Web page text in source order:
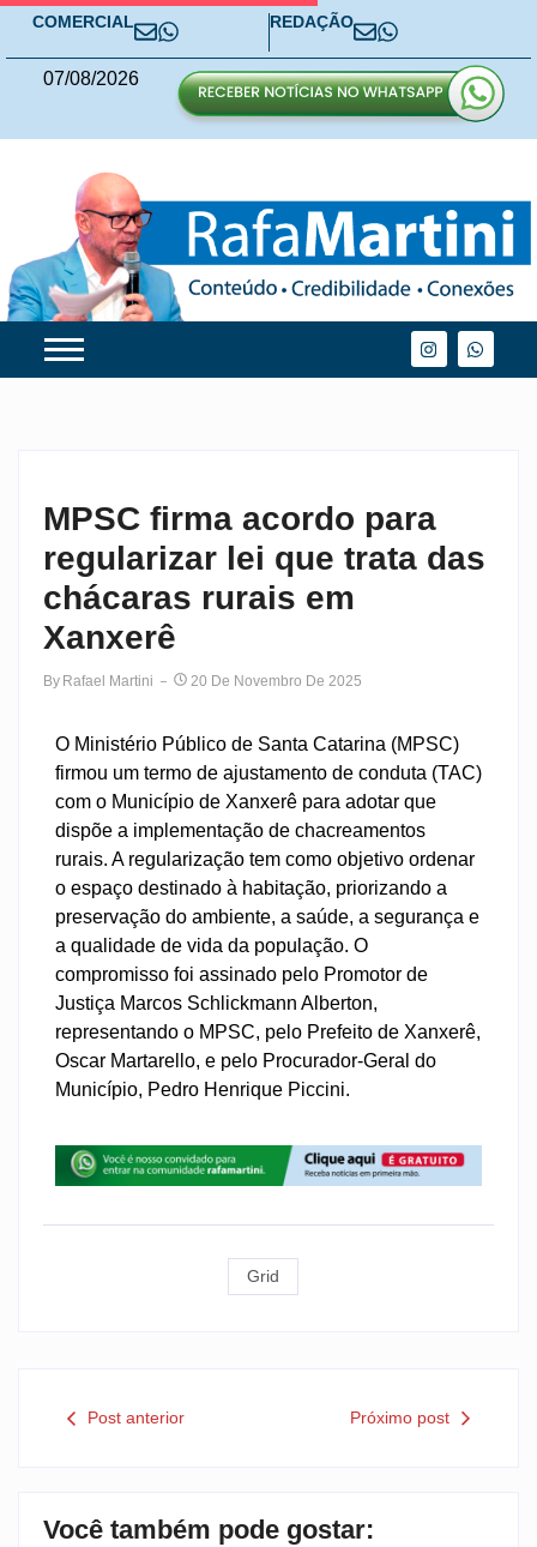
COMERCIAL REDAÇÃO
07/08/2026
MPSC firma acordo para
regularizar lei que trata das
chácaras rurais em
Xanxerê
By Rafael Martini 20 De Novembro De 2025
O Ministério Público de Santa Catarina (MPSC)
firmou um termo de ajustamento de conduta (TAC)
com o Município de Xanxerê para adotar que
dispõe a implementação de chacreamentos
rurais. A regularização tem como objetivo ordenar
o espaço destinado à habitação, priorizando a
preservação do ambiente, a saúde, a segurança e
a qualidade de vida da população. O
compromisso foi assinado pelo Promotor de
Justiça Marcos Schlickmann Alberton,
representando o MPSC, pelo Prefeito de Xanxerê,
Oscar Martarello, e pelo Procurador-Geral do
Município, Pedro Henrique Piccini.
Grid
Post anterior Próximo post
Você também pode gostar: